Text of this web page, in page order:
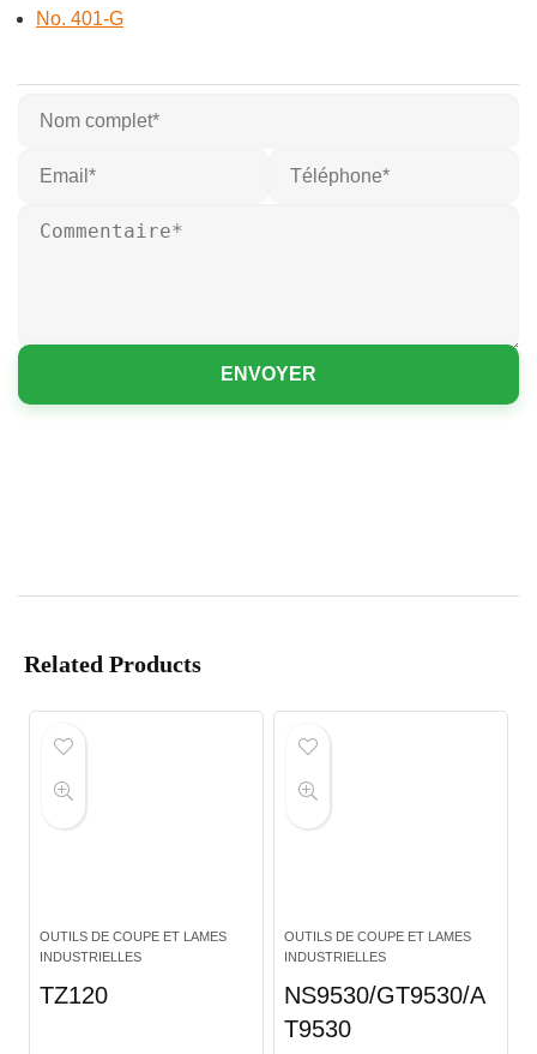
No. 401-G
ENVOYER
Related Products
OUTILS DE COUPE ET LAMES
INDUSTRIELLES
TZ120
OUTILS DE COUPE ET LAMES
INDUSTRIELLES
NS9530/GT9530/A
T9530